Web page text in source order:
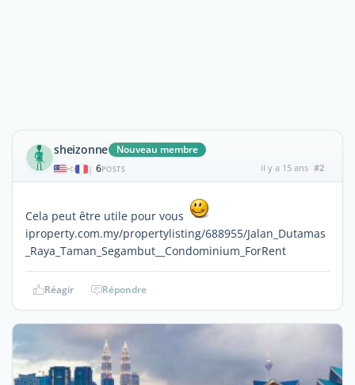
sheizonne Nouveau membre
| 6POSTS il y a 15 ans #2
Cela peut être utile pour vous
iproperty.com.my/propertylisting/688955/Jalan_Dutamas
_Raya_Taman_Segambut__Condominium_ForRent
Réagir Répondre